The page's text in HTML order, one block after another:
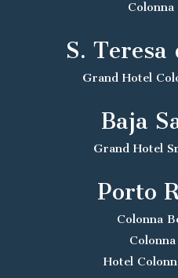
S.
Grand Hotel
Baja
Grand Hotel
Porto
Colonna
Hotel